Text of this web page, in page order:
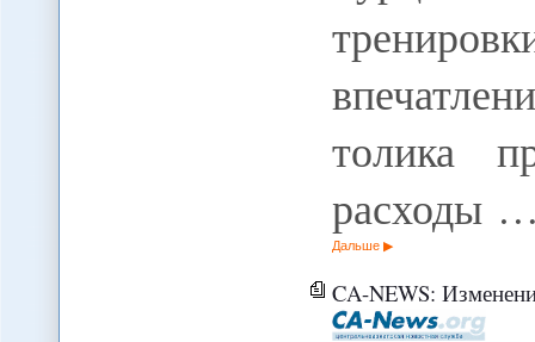
толика
расходы
Дальше
CA-NEWS: Изменение климата уже